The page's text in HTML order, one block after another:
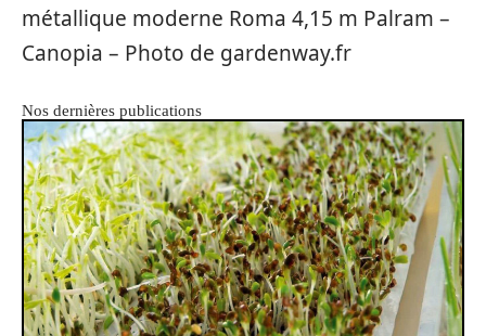
métallique moderne Roma 4,15 m Palram –
Canopia – Photo de gardenway.fr
Nos dernières publications